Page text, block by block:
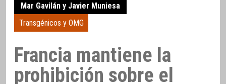
Mar Gavilán y Javier Muniesa
Transgénicos y OMG
Francia mantiene la
prohibición sobre el